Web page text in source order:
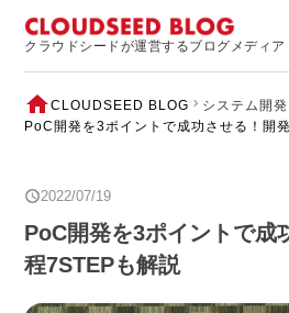
クラウドシードが運営するブログメディア
CLOUDSEED BLOG
システム開発
PoC開発を3ポイントで成功させる！開
2022/07/19
PoC開発を3ポイントで成
程7STEPも解説